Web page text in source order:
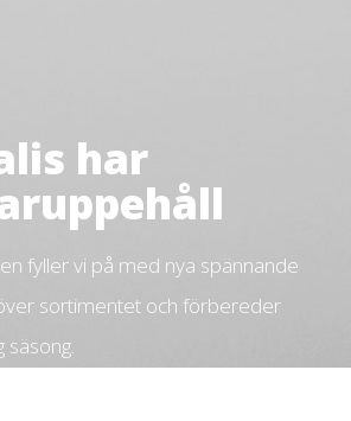
har
fyller vi på med nya spännande
sortimentet och förbereder
säsong.